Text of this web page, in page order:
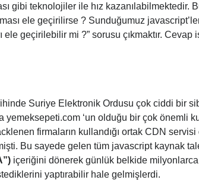
gibi teknolojiler ile hız kazanılabilmektedir.
ele geçirilirse ? Sunduğumuz
ele geçirilebilir mi ?” sorusu çıkmaktır.
Suriye Elektronik Ordusu çok ciddi bir
yemeksepeti.com ‘un olduğu bir çok önemli
firmaların kullandığı ortak CDN servisi
Bu sayede gelen tüm javascript kaynak
içeriğini dönerek günlük belkide
yaptırabilir hale gelmişlerdi.